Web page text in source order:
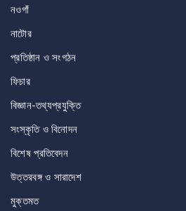
নওগাঁ
নাটোর
প্রতিষ্ঠান ও সংগঠন
ফিচার
বিজ্ঞান-তথ্যপ্রযুক্তি
সংস্কৃতি ও বিনোদন
বিশেষ প্রতিবেদন
উত্তরবঙ্গ ও সারাদেশ
মুক্তমত